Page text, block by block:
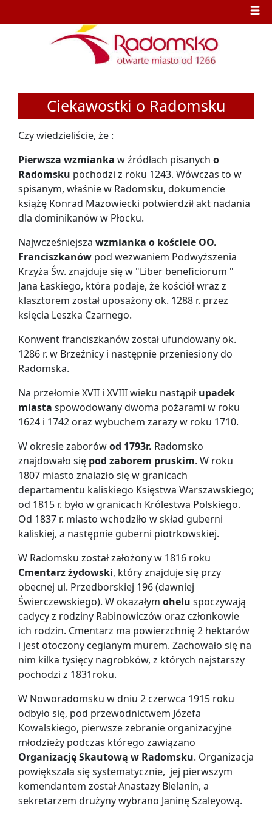
Ciekawostki o Radomsku
Czy wiedzieliście, że :
Pierwsza wzmianka w źródłach pisanych o
Radomsku pochodzi z roku 1243. Wówczas to w
spisanym, właśnie w Radomsku, dokumencie
książę Konrad Mazowiecki potwierdził akt nadania
dla dominikanów w Płocku.
Najwcześniejsza wzmianka o kościele OO.
Franciszkanów pod wezwaniem Podwyższenia
Krzyża Św. znajduje się w "Liber beneficiorum "
Jana Łaskiego, która podaje, że kościół wraz z
klasztorem został uposażony ok. 1288 r. przez
księcia Leszka Czarnego.
Konwent franciszkanów został ufundowany ok.
1286 r. w Brzeźnicy i następnie przeniesiony do
Radomska.
Na przełomie XVII i XVIII wieku nastąpił upadek
miasta spowodowany dwoma pożarami w roku
1624 i 1742 oraz wybuchem zarazy w roku 1710.
W okresie zaborówod 1793r. Radomsko
znajdowało się pod zaborem pruskim. W roku
1807 miasto znalazło się w granicach
departamentu kaliskiego Księstwa Warszawskiego;
od 1815 r. było w granicach Królestwa Polskiego.
Od 1837 r. miasto wchodziło w skład guberni
kaliskiej, a następnie guberni piotrkowskiej.
W Radomsku został założony w 1816 roku
Cmentarz żydowski, który znajduje się przy
obecnej ul. Przedborskiej 196 (dawniej
Świerczewskiego). W okazałym ohelu spoczywają
cadycy z rodziny Rabinowiczów oraz członkowie
ich rodzin. Cmentarz ma powierzchnię 2 hektarów
i jest otoczony ceglanym murem. Zachowało się na
nim kilka tysięcy nagrobków, z których najstarszy
pochodzi z 1831roku.
W Noworadomsku w dniu 2 czerwca 1915 roku
odbyło się, pod przewodnictwem Józefa
Kowalskiego, pierwsze zebranie organizacyjne
młodzieży podczas którego zawiązano
Organizację Skautową w Radomsku. Organizacja
powiększała się systematycznie, jej pierwszym
komendantem został Anastazy Bielanin, a
sekretarzem drużyny wybrano Janinę Szaleyową.